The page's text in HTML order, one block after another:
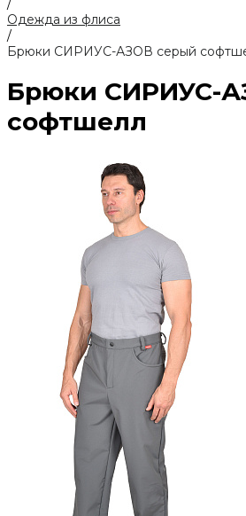
/
Одежда из флиса
/
Брюки СИРИУС-АЗОВ серый
Брюки СИРИУС-
софтшелл